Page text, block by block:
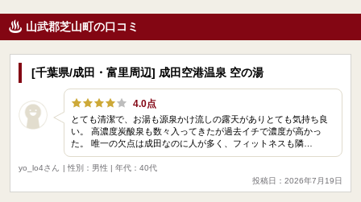
山武郡芝山町の口コミ
[千葉県/成田・富里周辺] 成田空港温泉 空の湯
4.0点
とても清潔で、お湯も源泉かけ流しの露天がありとても気持ち良
い。 高濃度炭酸泉も数々入ってきたが過去イチで濃度が高かっ
た。 唯一の欠点は成田なのに人が多く、フィットネスも隣…
yo_lo4さん
| 性別：男性 | 年代：40代
投稿日：2026年7月19日